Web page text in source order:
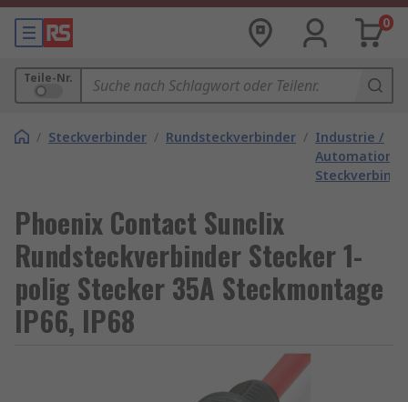
0
Teile-Nr.
/ Steckverbinder / Rundsteckverbinder / Industrie /
Automation
Phoenix Contact Sunclix
Rundsteckverbinder Stecker 1-
polig Stecker 35A Steckmontage
IP66, IP68